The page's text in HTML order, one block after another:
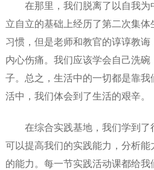
在那里，我们脱离了以自我为
立自立的基础上经历了第二次集
习惯，但是老师和教官的谆谆教
内心伤痛。我们应该学会自己洗
子。总之，生活中的一切都是靠
活中，我们体会到了生活的艰辛。
在综合实践基地，我们学到
可以提高我们的实践能力，分析
的能力。每一节实践活动课都给我